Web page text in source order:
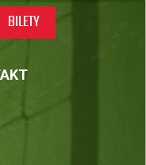
BILETY